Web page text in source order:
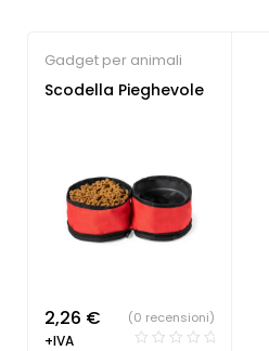
Gadget per animali
Scodella Pieghevole
2,26 €
+IVA
(0 recensioni)